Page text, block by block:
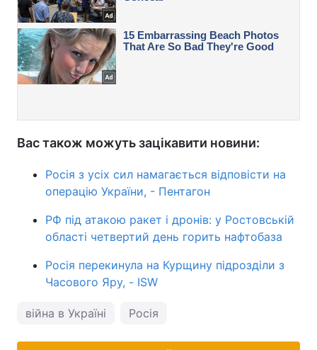
Вас також можуть зацікавити новини:
Росія з усіх сил намагається відповісти на
операцію України, - Пентагон
РФ під атакою ракет і дронів: у Ростовській
області четвертий день горить нафтобаза
Росія перекинула на Курщину підрозділи з
Часового Яру, - ISW
війна в Україні Росія